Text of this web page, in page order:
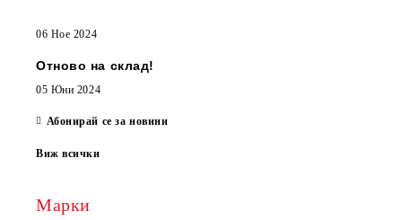
06 Ное 2024
Отново на склад!
05 Юни 2024
Абонирай се за новини
Виж всички
Марки